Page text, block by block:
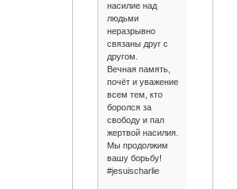
насилие над
людьми
неразрывно
связаны друг с
другом.
Вечная память,
почёт и уважение
всем тем, кто
боролся за
свободу и пал
жертвой насилия.
Мы продолжим
вашу борьбу!
#jesuischarlie